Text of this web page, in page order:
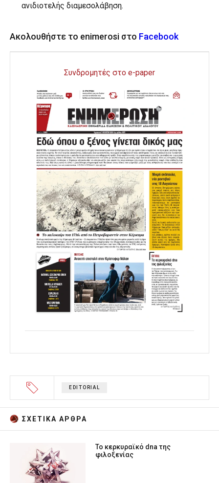
ανιδιοτελής διαμεσολάβηση.
Ακολουθήστε το enimerosi στο Facebook
Συνδρομητές στο e-paper
EDITORIAL
ΣΧΕΤΙΚA AΡΘΡΑ
Το κερκυραϊκό dna της
φιλοξενίας